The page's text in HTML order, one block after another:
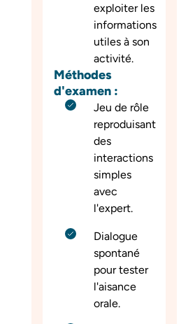
exploiter les
informations
utiles à son
activité.
Méthodes
d'examen :
Jeu de rôle
reproduisant
des
interactions
simples
avec
l'expert.
Dialogue
spontané
pour tester
l'aisance
orale.